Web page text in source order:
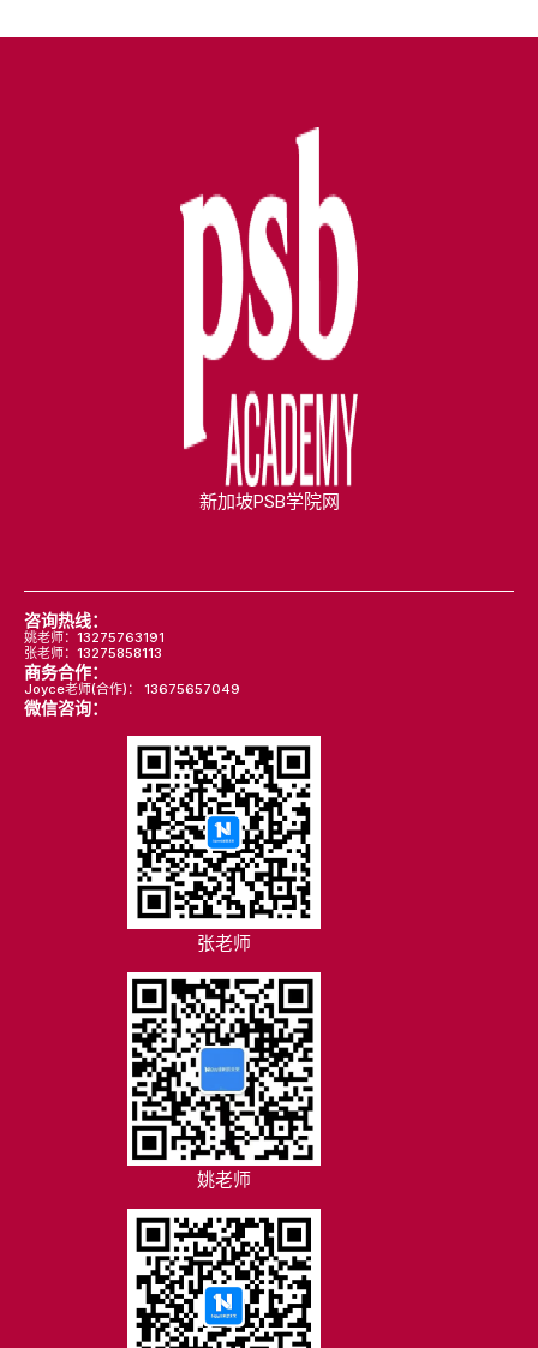
新加坡PSB学院网
咨询热线：
姚老师：13275763191
张老师：13275858113
商务合作：
Joyce老师(合作)： 13675657049
微信咨询：
张老师
姚老师